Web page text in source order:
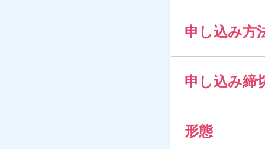
申し込み方
申し込み締
形態